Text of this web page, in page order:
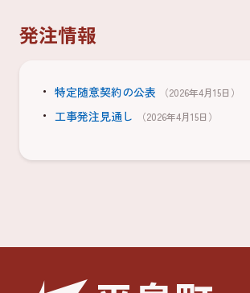
発注情報
特定随意契約の公表 （2026年4月15日）
工事発注見通し （2026年4月15日）